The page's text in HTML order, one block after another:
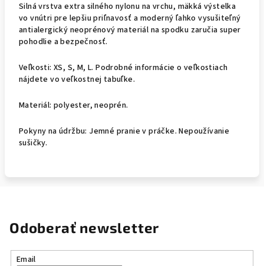
Silná vrstva extra silného nylonu na vrchu, mäkká výstelka
vo vnútri pre lepšiu priľnavosť a moderný ľahko vysušiteľný
antialergický neoprénový materiál na spodku zaručia super
pohodlie a bezpečnosť.
Veľkosti: XS, S, M, L. Podrobné informácie o veľkostiach
nájdete vo veľkostnej tabuľke.
Materiál: polyester, neoprén.
Pokyny na údržbu: Jemné pranie v práčke. Nepoužívanie
sušičky.
Odoberať newsletter
Email